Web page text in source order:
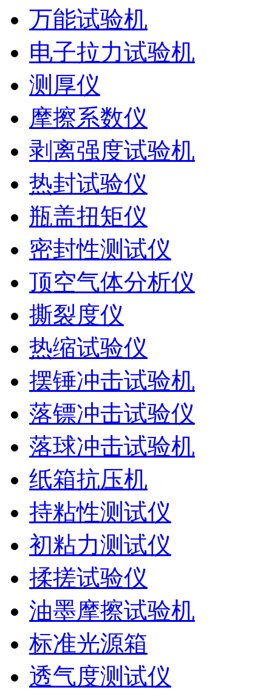
万能试验机
电子拉力试验机
测厚仪
摩擦系数仪
剥离强度试验机
热封试验仪
瓶盖扭矩仪
密封性测试仪
顶空气体分析仪
撕裂度仪
热缩试验仪
摆锤冲击试验机
落镖冲击试验仪
落球冲击试验机
纸箱抗压机
持粘性测试仪
初粘力测试仪
揉搓试验仪
油墨摩擦试验机
标准光源箱
透气度测试仪